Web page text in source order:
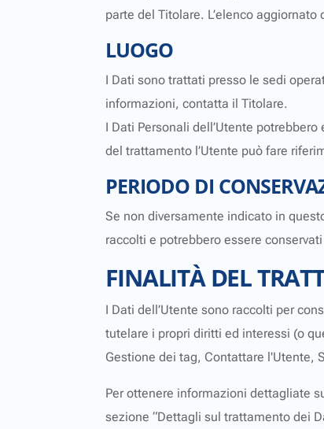
parte del Titolare. L’elenco
LUOGO
I Dati sono trattati presso le sedi
informazioni, contatta il Titolare.
I Dati Personali dell’Utente
del trattamento l’Utente può fare
PERIODO DI
Se non diversamente indicato in
raccolti e potrebbero essere
FINALITÀ DEL
I Dati dell’Utente sono raccolti per
tutelare i propri diritti ed interessi (o
Gestione dei tag, Contattare l'Utente,
Per ottenere informazioni dettagliate
sezione “Dettagli sul trattamento dei